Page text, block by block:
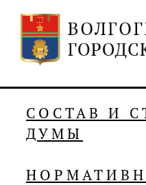
СОСТАВ И
ДУМЫ